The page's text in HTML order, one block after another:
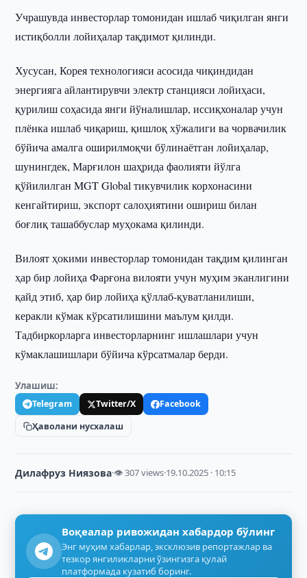
Учрашувда инвесторлар томонидан ишлаб чиқилган янги
истиқболли лойиҳалар тақдимот қилинди.
Хусусан, Корея технологияси асосида чиқиндидан
энергияга айлантирувчи электр станцияси лойиҳаси,
қурилиш соҳасида янги йўналишлар, иссиқхоналар учун
плёнка ишлаб чиқариш, қишлоқ хўжалиги ва чорвачилик
бўйича амалга оширилмоқчи бўлинаётган лойиҳалар,
шунингдек, Марғилон шаҳрида фаолияти йўлга
қўйилилган MGT Global тикувчилик корхонасини
кенгайтириш, экспорт салоҳиятини ошириш билан
боғлиқ ташаббуслар муҳокама қилинди.
Вилоят ҳокими инвесторлар томонидан тақдим қилинган
ҳар бир лойиҳа Фарғона вилояти учун муҳим эканлигини
қайд этиб, ҳар бир лойиҳа қўллаб-қуватланилиши,
керакли кўмак кўрсатилишини маълум қилди.
Тадбиркорларга инвесторларнинг ишлашлари учун
кўмаклашишлари бўйича кўрсатмалар берди.
Улашиш:
Telegram Twitter/X
Facebook
Ҳаволани нусхалаш
Дилафруз Ниязова·👁 307 views·19.10.2025 · 10:15
Воқеалар ривожидан хабардор бўлинг
Энг муҳим хабарлар, эксклюзив репортажлар ва
тезкор янгиликларни ўзингизга қулай
платформада кузатиб боринг.